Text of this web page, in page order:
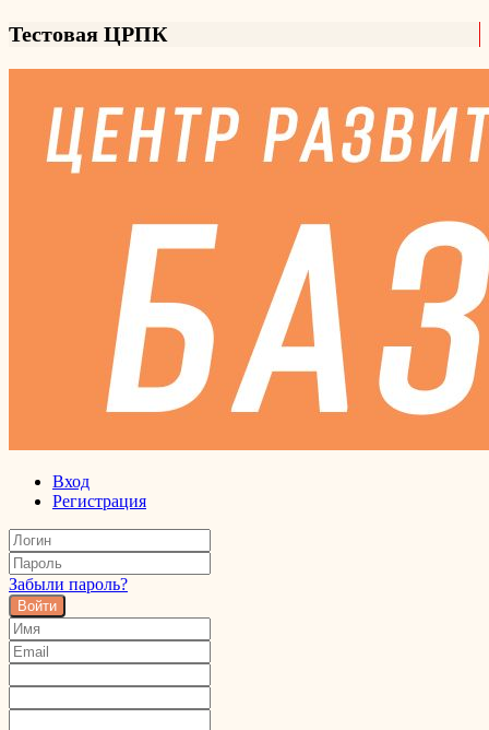
Тестовая ЦРПК
Вход
Регистрация
Забыли пароль?
Войти